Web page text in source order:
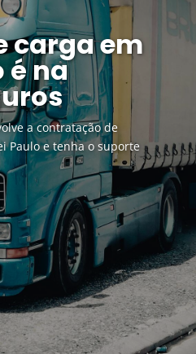
carga em
é na
a contratação de
Paulo e tenha o suporte